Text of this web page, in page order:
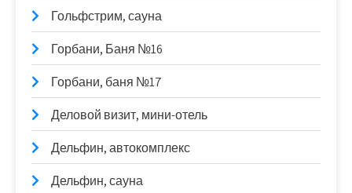
Гольфстрим, сауна
Горбани, Баня №16
Горбани, баня №17
Деловой визит, мини-отель
Дельфин, автокомплекс
Дельфин, сауна